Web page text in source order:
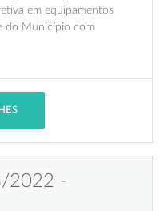
em equipamentos
do Município com
2022 -